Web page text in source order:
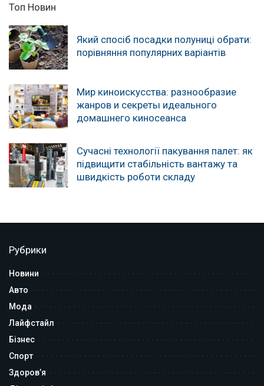
Топ Новин
Який спосіб посадки полуниці обрати:
порівняння популярних варіантів
Мир киноискусства: разнообразие
жанров и секреты идеального
домашнего киносеанса
Сучасні технології пакування палет: як
підвищити стабільність вантажу та
швидкість роботи складу
Рубрики
Новини
Авто
Мода
Лайфстайл
Бізнес
Спорт
Здоров’я